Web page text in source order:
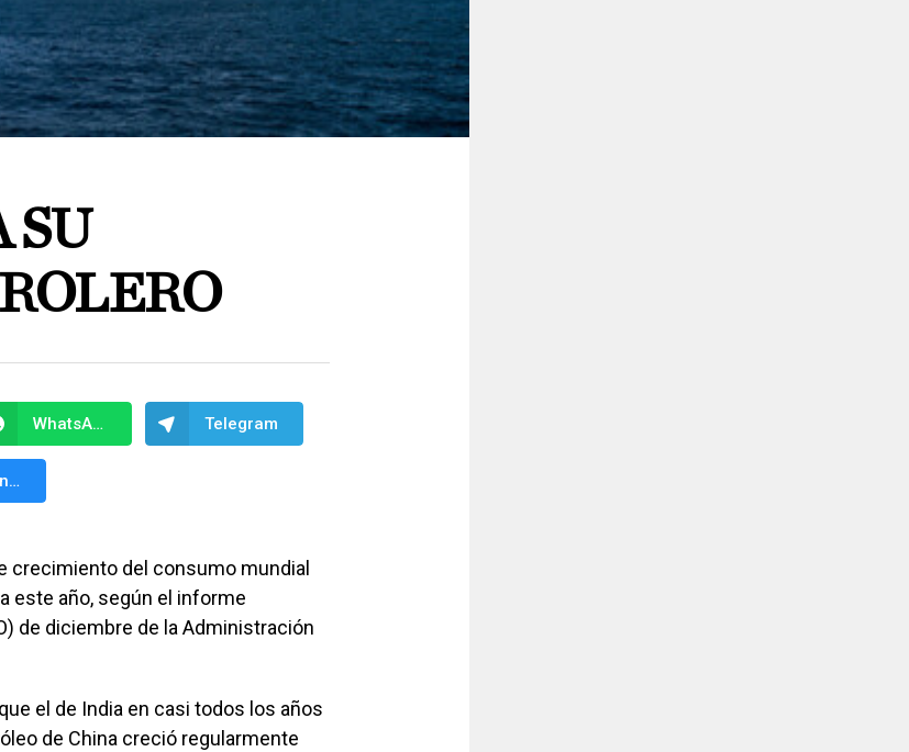
SU
WhatsApp Telegram
Messenger
crecimiento del consumo mundial
este año, según el informe
de diciembre de la Administración
el de India en casi todos los años
de China creció regularmente